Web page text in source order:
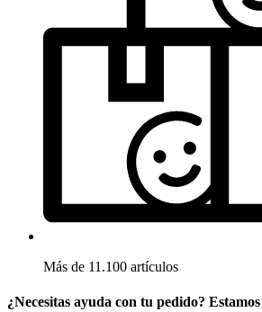
Más de 11.100 artículos
¿Necesitas ayuda con tu pedido?